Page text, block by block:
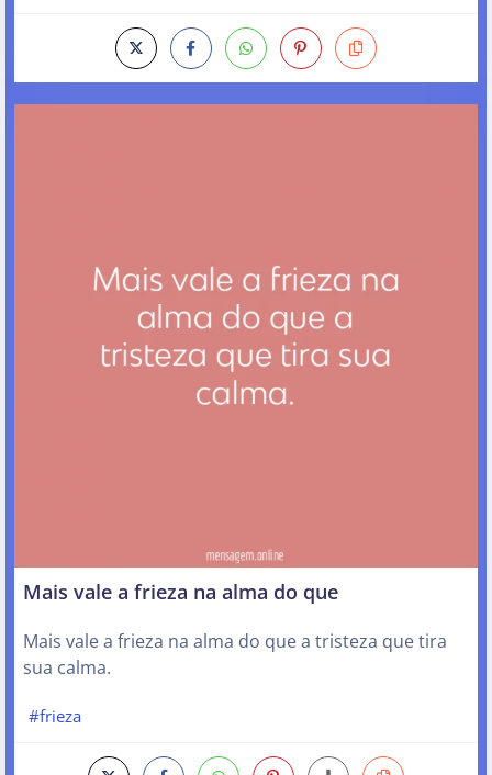
Mais vale a frieza na alma do que
Mais vale a frieza na alma do que a tristeza que tira
sua calma.
#frieza